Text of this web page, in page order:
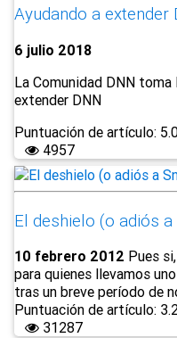
Ayudando a extender
6 julio 2018
La Comunidad DNN
extender DNN
Puntuación de artículo:
4957
El deshielo (o adiós
10 febrero 2012 Pues
para quienes llevamos
tras un breve período de
Puntuación de artículo:
31287